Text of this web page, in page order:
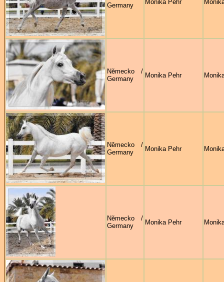
Germany
Monika Pehr
Německo /
Germany
Monika Pehr
Německo /
Germany
Monika Pehr
Německo /
Germany
Monika Pehr